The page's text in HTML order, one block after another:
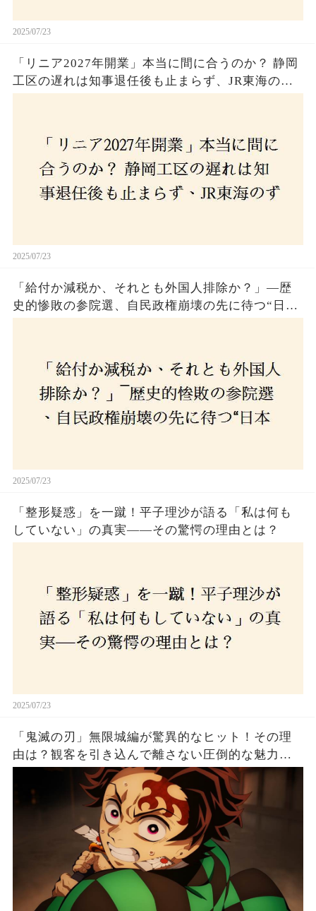
2025/07/23
「リニア2027年開業」本当に間に合うのか？ 静岡
工区の遅れは知事退任後も止まらず、JR東海のず
2025/07/23
「給付か減税か、それとも外国人排除か？」―歴
史的惨敗の参院選、自民政権崩壊の先に待つ“日本
2025/07/23
「整形疑惑」を一蹴！平子理沙が語る「私は何も
していない」の真実——その驚愕の理由とは？
2025/07/23
「鬼滅の刃」無限城編が驚異的なヒット！その理
由は？観客を引き込んで離さない圧倒的な魅力と